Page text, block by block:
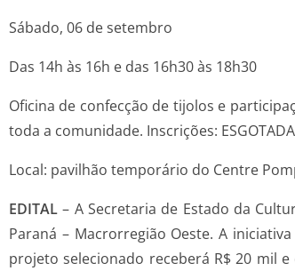
Sábado, 06 de setembro
Das 14h às 16h e das 16h30 às 18h30
Oficina de confecção de tijolos e
toda a comunidade. Inscrições:
Local: pavilhão temporário do Centre
EDITAL– A Secretaria de Estado da
Paraná – Macrorregião Oeste. A
projeto selecionado receberá R$ 20 mil